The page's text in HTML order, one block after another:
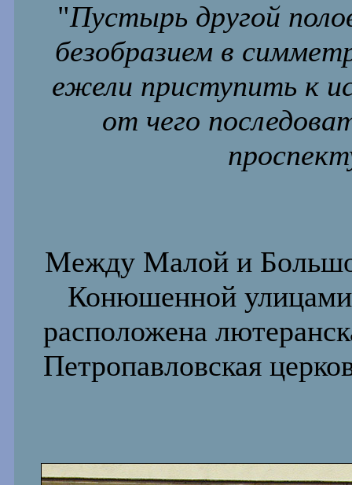
"Пустырь другой
безобразием в
ежели приступить к
от чего
Между Малой и
Конюшенной улицами
расположена
Петропавловская